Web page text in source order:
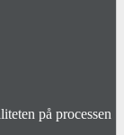
på processen